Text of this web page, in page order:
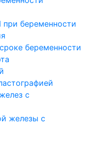
беременности
беременности
с
железы с